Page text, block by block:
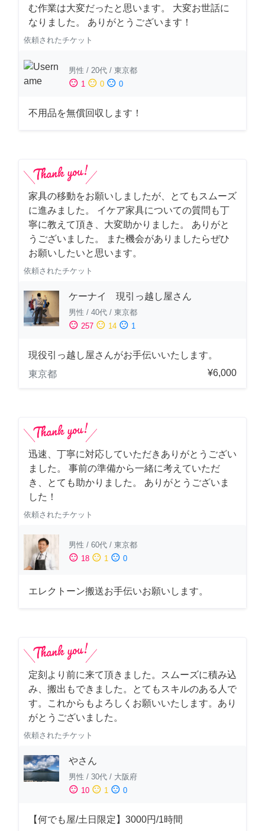
む作業は大変だったと思います。 大変お世話に
なりました。 ありがとうございます！
依頼されたチケット
男性 / 20代 / 東京都
sentiment_satisfied 1 sentiment_neutral 0 sentiment_dissatisfied 0
不用品を無償回収します！
家具の移動をお願いしましたが、とてもスムーズ
に進みました。 イケア家具についての質問も丁
寧に教えて頂き、大変助かりました。 ありがと
うございました。 また機会がありましたらぜひ
お願いしたいと思います。
依頼されたチケット
ケーナイ 現引っ越し屋さん
男性 / 40代 / 東京都
sentiment_satisfied 257 sentiment_neutral 14 sentiment_dissatisfied 1
現役引っ越し屋さんがお手伝いいたします。
東京都
¥6,000
迅速、丁寧に対応していただきありがとうござい
ました。 事前の準備から一緒に考えていただ
き、とても助かりました。 ありがとうございま
した！
依頼されたチケット
男性 / 60代 / 東京都
sentiment_satisfied 18 sentiment_neutral 1 sentiment_dissatisfied 0
エレクトーン搬送お手伝いお願いします。
定刻より前に来て頂きました。スムーズに積み込
み、搬出もできました。とてもスキルのある人で
す。これからもよろしくお願いいたします。あり
がとうございました。
依頼されたチケット
やさん
男性 / 30代 / 大阪府
sentiment_satisfied 10 sentiment_neutral 1 sentiment_dissatisfied 0
【何でも屋/土日限定】3000円/1時間